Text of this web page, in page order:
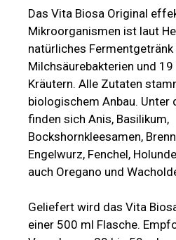
Das Vita Biosa Original
Mikroorganismen ist laut
natürliches
Milchsäurebakterien und
Kräutern. Alle Zutaten
biologischem Anbau. Unter
finden sich Anis, Basilikum,
Bockshornkleesamen,
Engelwurz, Fenchel,
auch Oregano und
Geliefert wird das Vita
einer 500 ml Flasche.